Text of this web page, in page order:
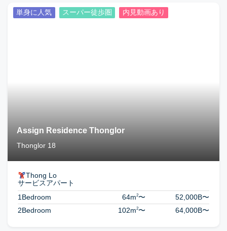
単身に人気 スーパー徒歩圏 内見動画あり
Assign Residence Thonglor
Thonglor 18
Thong Lo
サービスアパート
1Bedroom
64m2〜 52,000B〜
2Bedroom
102m2〜 64,000B〜